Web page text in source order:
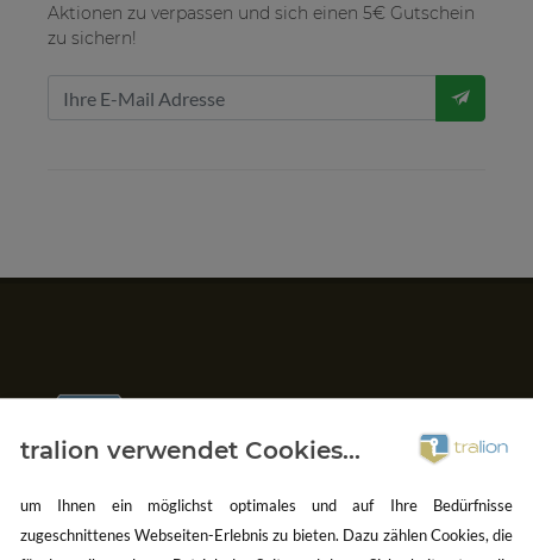
Aktionen zu verpassen und sich einen 5€ Gutschein
zu sichern!
Gebrauchte Software kaufen
tralion verwendet Cookies...
um Ihnen ein möglichst optimales und auf Ihre Bedürfnisse
zugeschnittenes Webseiten-Erlebnis zu bieten. Dazu zählen Cookies, die